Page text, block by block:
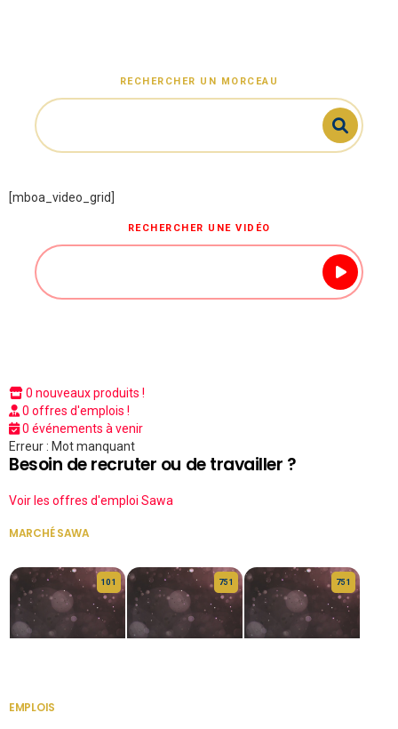
RECHERCHER UN MORCEAU
[mboa_video_grid]
RECHERCHER UNE VIDÉO
0 nouveaux produits !
0 offres d'emplois !
0 événements à venir
Erreur : Mot manquant
Besoin de recruter ou de travailler ?
Voir les offres d'emploi Sawa
MARCHÉ SAWA
10 1 75 1 75 1
EMPLOIS